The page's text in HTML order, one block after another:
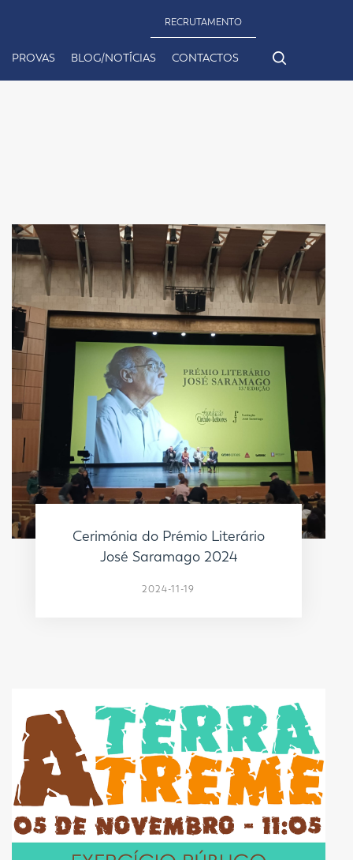
RECRUTAMENTO
PROVAS BLOG/NOTÍCIAS CONTACTOS
Cerimónia do Prémio Literário
José Saramago 2024
2024-11-19